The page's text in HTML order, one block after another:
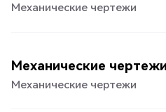
Механические чертежи
Механические
Механические чертежи